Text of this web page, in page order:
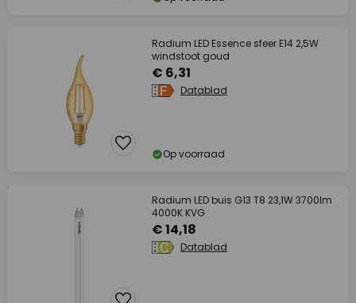
Radium LED Essence sfeer E14 2,5W
windstoot goud
€ 6,31
Datablad
Op voorraad
Radium LED buis G13 T8 23,1W 3700lm
4000K KVG
€ 14,18
Datablad